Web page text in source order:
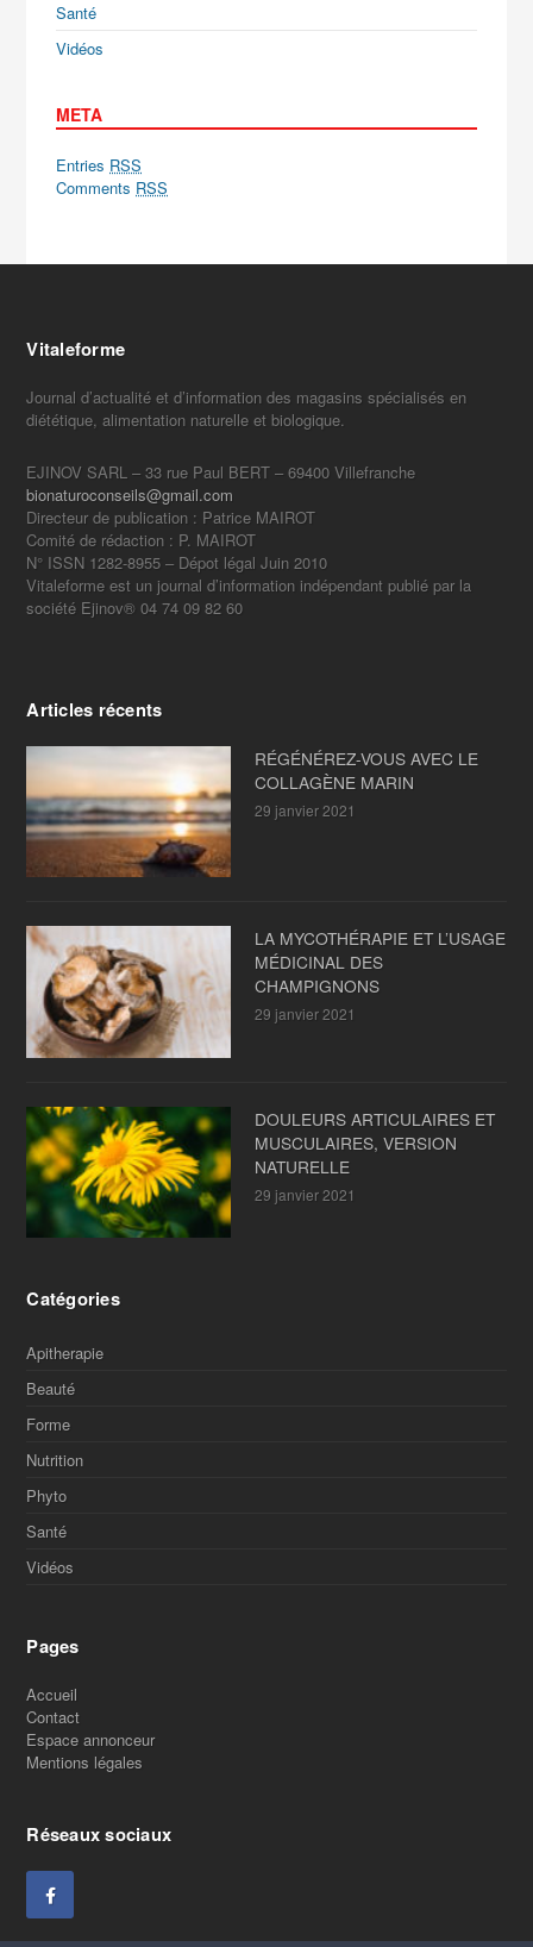
Santé
Vidéos
META
Entries RSS
Comments RSS
Vitaleforme
Journal d’actualité et d’information des magasins spécialisés en
diététique, alimentation naturelle et biologique.
EJINOV SARL – 33 rue Paul BERT – 69400 Villefranche
bionaturoconseils@gmail.com
Directeur de publication : Patrice MAIROT
Comité de rédaction : P. MAIROT
N° ISSN 1282-8955 – Dépot légal Juin 2010
Vitaleforme est un journal d’information indépendant publié par la
société Ejinov® 04 74 09 82 60
Articles récents
RÉGÉNÉREZ-VOUS AVEC LE
COLLAGÈNE MARIN
29 janvier 2021
LA MYCOTHÉRAPIE ET L’USAGE
MÉDICINAL DES
CHAMPIGNONS
29 janvier 2021
DOULEURS ARTICULAIRES ET
MUSCULAIRES, VERSION
NATURELLE
29 janvier 2021
Catégories
Apitherapie
Beauté
Forme
Nutrition
Phyto
Santé
Vidéos
Pages
Accueil
Contact
Espace annonceur
Mentions légales
Réseaux sociaux